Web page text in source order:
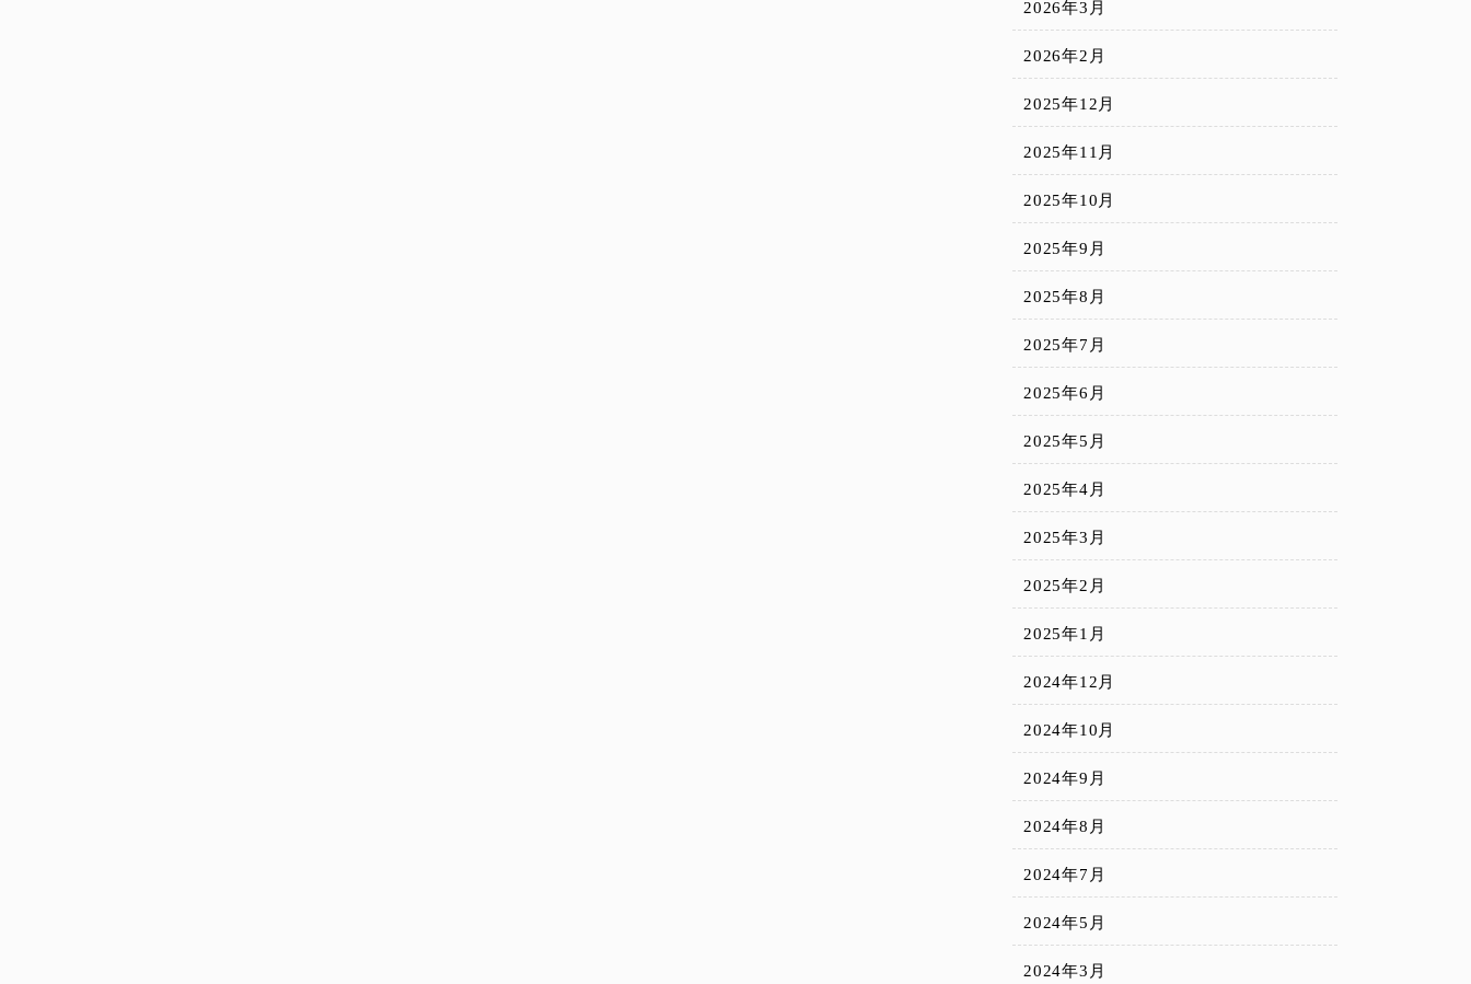
2026年3月
2026年2月
2025年12月
2025年11月
2025年10月
2025年9月
2025年8月
2025年7月
2025年6月
2025年5月
2025年4月
2025年3月
2025年2月
2025年1月
2024年12月
2024年10月
2024年9月
2024年8月
2024年7月
2024年5月
2024年3月